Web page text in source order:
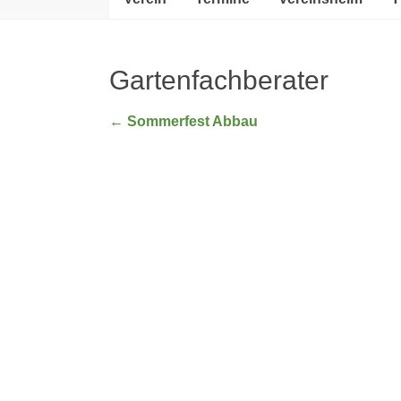
Gartenfachberater
← Sommerfest Abbau